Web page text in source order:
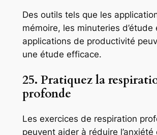
Des outils tels que les
mémoire, les minuteries d’étude
applications de productivité
une étude efficace.
25. Pratiquez la
profonde
Les exercices de respiration
peuvent aider à réduire l’anxiété